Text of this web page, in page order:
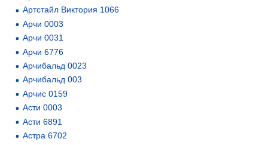
Артстайл Виктория 1066
Арчи 0003
Арчи 0031
Арчи 6776
Арчибальд 0023
Арчибальд 003
Арчис 0159
Асти 0003
Асти 6891
Астра 6702